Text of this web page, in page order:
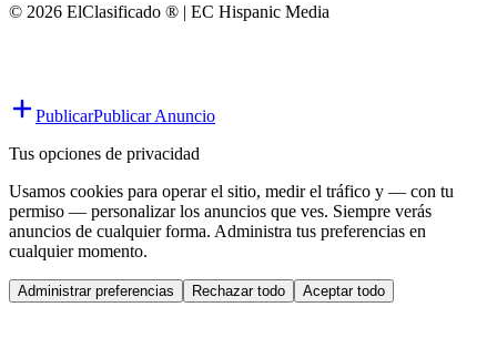
© 2026 ElClasificado ® | EC Hispanic Media
PublicarPublicar Anuncio
Tus opciones de privacidad
Usamos cookies para operar el sitio, medir el tráfico y — con tu
permiso — personalizar los anuncios que ves. Siempre verás
anuncios de cualquier forma. Administra tus preferencias en
cualquier momento.
Administrar preferencias Rechazar todo Aceptar todo